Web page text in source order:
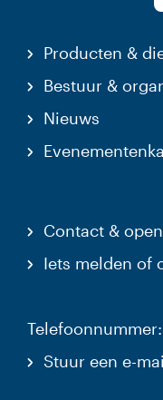
Producten &
Bestuur &
Nieuws
Contact &
Iets melden of
Stuur een e-